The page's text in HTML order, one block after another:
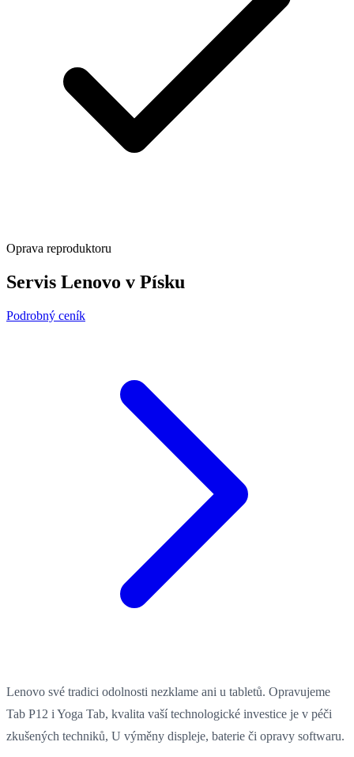
Oprava reproduktoru
Servis Lenovo v Písku
Podrobný ceník
Lenovo své tradici odolnosti nezklame ani u tabletů. Opravujeme
Tab P12 i Yoga Tab, kvalita vaší technologické investice je v péči
zkušených techniků, U výměny displeje, baterie či opravy softwaru.